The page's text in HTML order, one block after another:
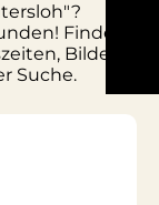
Finden
Bilder
Suche.